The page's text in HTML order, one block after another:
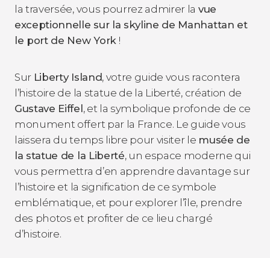
la traversée, vous pourrez admirer la vue
exceptionnelle sur la skyline de Manhattan et
le port de New York !
Sur Liberty Island, votre guide vous racontera
l’histoire de la statue de la Liberté, création de
Gustave Eiffel, et la symbolique profonde de ce
monument offert par la France. Le guide vous
laissera du temps libre pour visiter le musée de
la statue de la Liberté, un espace moderne qui
vous permettra d’en apprendre davantage sur
l’histoire et la signification de ce symbole
emblématique, et pour explorer l’île, prendre
des photos et profiter de ce lieu chargé
d’histoire.